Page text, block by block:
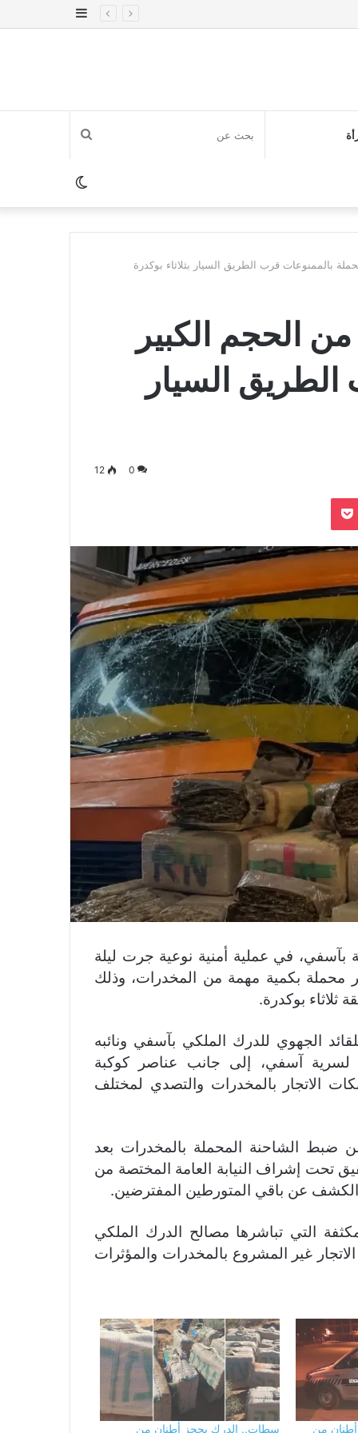
إضافة
بحث
عنالوضع
المظلم
بالممنوعات قرب الطريق السيار بثلاثاء بوكدرة
الحجم الكبير
السيار
0
12
بوكيت
بآسفي، في عملية أمنية نوعية جرت ليلة
محملة بكمية مهمة من المخدرات، وذلك
بوكدرة.
الجهوي للدرك الملكي بآسفي ونائبه
لسرية آسفي، إلى جانب عناصر كوكبة
الاتجار بالمخدرات والتصدي لمختلف
ضبط الشاحنة المحملة بالمخدرات بعد
تحت إشراف النيابة العامة المختصة من
والكشف عن باقي المتورطين المفترضين.
التي تباشرها مصالح الدرك الملكي
غير المشروع بالمخدرات والمؤثرات
إحباط تهريب أزيد من 10 أطنان من
سطات.. الدرك يحجز أطنان من